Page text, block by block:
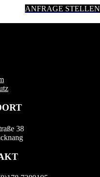
ANFRAGE STELLEN
38